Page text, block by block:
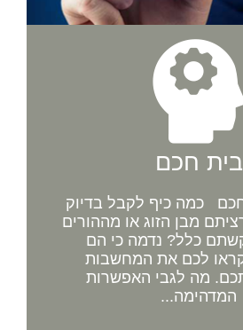
בית חכם
חכם כמה כיף לקבל בדיוק
מבן הזוג או מההורים
כלל? נדמה כי הם
לכם את המחשבות
מה לגבי האפשרות
המדהימה...